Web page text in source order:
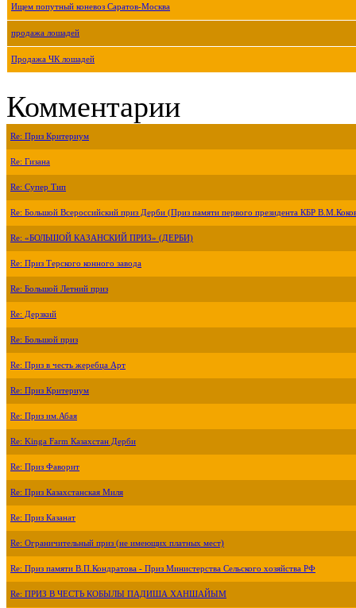
Ищем попутный коневоз Саратов-Москва
продажа лошадей
Продажа ЧК лошадей
Комментарии
Re: Приз Критериум
Re: Гизана
Re: Супер Тип
Re: Большой Всероссийский приз Дерби (Приз памяти первого президента КБР
Re: «БОЛЬШОЙ КАЗАНСКИЙ ПРИЗ» (ДЕРБИ)
Re: Приз Терского конного завода
Re: Большой Летний приз
Re: Дерзкий
Re: Большой приз
Re: Приз в честь жеребца Арт
Re: Приз Критериум
Re: Приз им.Абая
Re: Kinga Farm Казахстан Дерби
Re: Приз Фаворит
Re: Приз Казахстанская Миля
Re: Приз Казанат
Re: Ограничительный приз (не имеющих платных мест)
Re: Приз памяти В.П.Кондратова - Приз Министерства Сельского хозяйства РФ
Re: ПРИЗ В ЧЕСТЬ КОБЫЛЫ ПАДИША ХАНШАЙЫМ